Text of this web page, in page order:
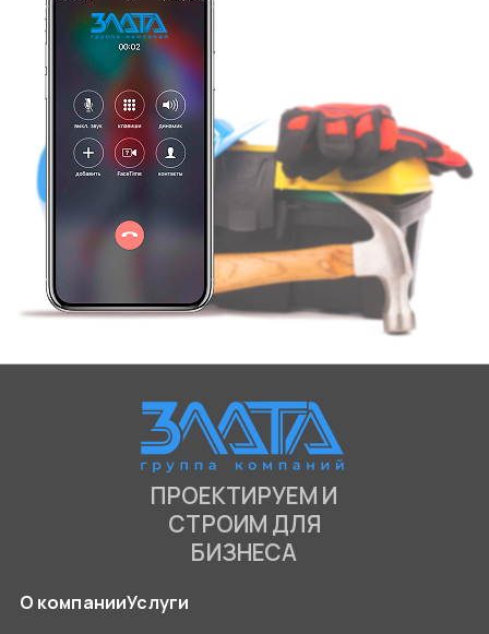
ПРОЕКТИРУЕМ И
СТРОИМ ДЛЯ
БИЗНЕСА
О компанииУслуги